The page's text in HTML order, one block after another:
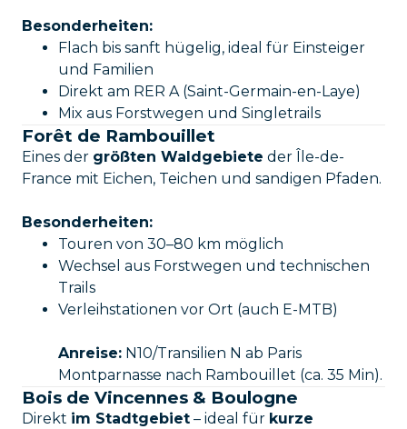
Besonderheiten:
Flach bis sanft hügelig, ideal für Einsteiger
und Familien
Direkt am RER A (Saint-Germain-en-Laye)
Mix aus Forstwegen und Singletrails
Forêt de Rambouillet
Eines der größten Waldgebiete der Île-de-
France mit Eichen, Teichen und sandigen Pfaden.
Besonderheiten:
Touren von 30–80 km möglich
Wechsel aus Forstwegen und technischen
Trails
Verleihstationen vor Ort (auch E-MTB)
Anreise: N10/Transilien N ab Paris
Montparnasse nach Rambouillet (ca. 35 Min).
Bois de Vincennes & Boulogne
Direkt im Stadtgebiet – ideal für kurze